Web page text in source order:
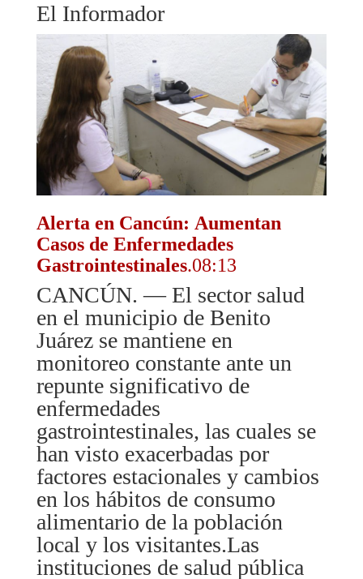
El Informador
Alerta en Cancún: Aumentan
Casos de Enfermedades
Gastrointestinales .08:13
CANCÚN. — El sector salud
en el municipio de Benito
Juárez se mantiene en
monitoreo constante ante un
repunte significativo de
enfermedades
gastrointestinales, las cuales se
han visto exacerbadas por
factores estacionales y cambios
en los hábitos de consumo
alimentario de la población
local y los visitantes.Las
instituciones de salud pública